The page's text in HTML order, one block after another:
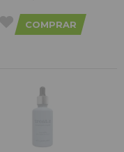
COMPRAR